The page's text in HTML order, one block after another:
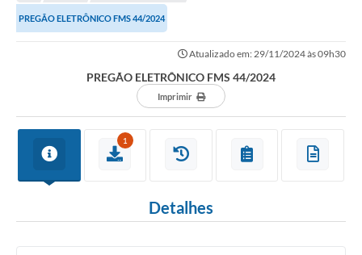
PREGÃO ELETRÔNICO FMS 44/2024
Atualizado em: 29/11/2024 às 09h30
PREGÃO ELETRÔNICO FMS 44/2024
Imprimir
1
Detalhes